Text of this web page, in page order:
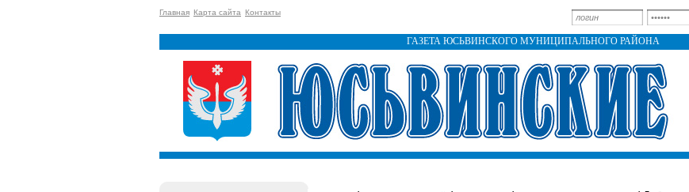
Главная Карта сайта Контакты
ГАЗЕТА ЮСЬВИНСКОГО МУНИЦИПАЛЬНОГО РАЙОНА